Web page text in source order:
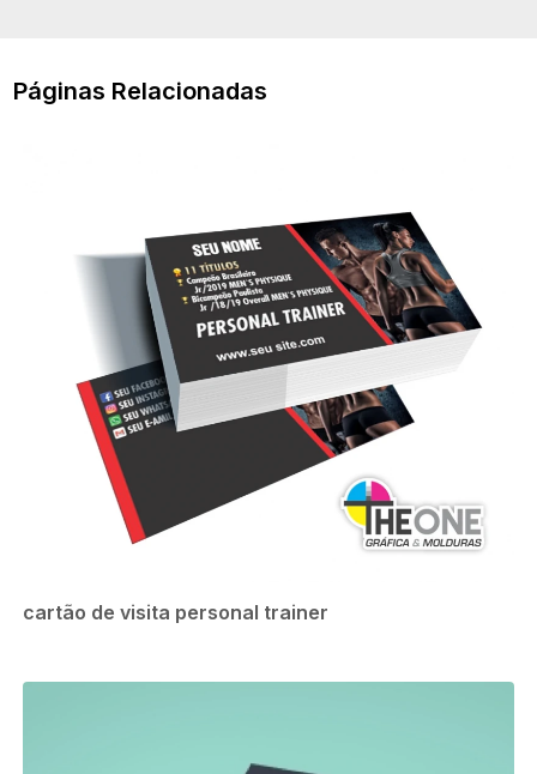
Páginas Relacionadas
cartão de visita personal trainer